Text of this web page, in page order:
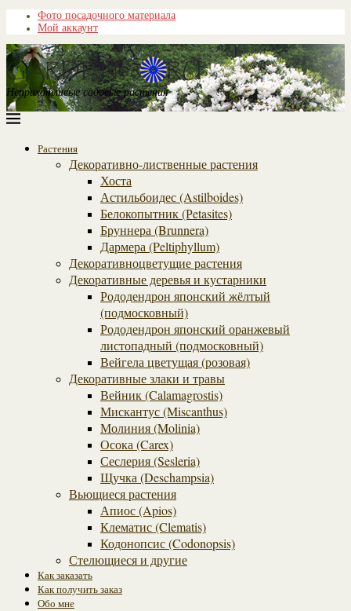
Фото посадочного материала
Мой аккаунт
Неприхотливые садовые растения
Растения
Декоративно-лиственные растения
Хоста
Астильбоидес (Astilboides)
Белокопытник (Рetasites)
Бруннера (Brunnera)
Дармера (Peltiphyllum)
Декоративноцветущие растения
Декоративные деревья и кустарники
Рододендрон японский жёлтый
(подмосковный)
Рододендрон японский оранжевый
листопадный (подмосковный)
Вейгела цветущая (розовая)
Декоративные злаки и травы
Вейник (Calamagrostis)
Мискантус (Miscanthus)
Молиния (Molinia)
Осока (Carex)
Сеслерия (Sesleria)
Щучка (Deschampsia)
Вьющиеся растения
Апиос (Apios)
Клематис (Clematis)
Кодонопсис (Codonopsis)
Стелющиеся и другие
Как заказать
Как получить заказ
Обо мне